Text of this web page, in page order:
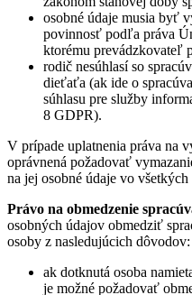
osobné údaje musia byť
povinnosť podľa práva
ktorému prevádzkovateľ
rodič nesúhlasí so
dieťaťa (ak ide o
súhlasu pre služby
8 GDPR).
V prípade uplatnenia práva na
oprávnená požadovať
na jej osobné údaje vo
Právo na obmedzenie
osobných údajov obmedziť
osoby z nasledujúcich dôvodov:
ak dotknutá osoba
je možné požadovať